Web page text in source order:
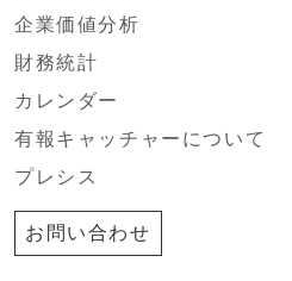
企業価値分析
財務統計
カレンダー
有報キャッチャーについて
プレシス
お問い合わせ